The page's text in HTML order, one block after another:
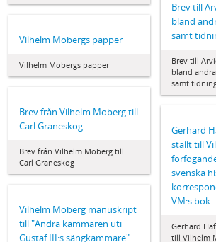
Brev till
bland
samt
Brev till
bland
samt
Vilhelm Mobergs papper
Vilhelm Mobergs papper
Brev från Vilhelm Moberg till
Carl Graneskog
Brev från Vilhelm Moberg till
Carl Graneskog
Gerhard
ställt till
svenska
VM:s bok
Gerhard
till Vilhelm
Vilhelm Moberg manuskript
till "Andra kammaren uti
Gustaf III:s sängkammare"